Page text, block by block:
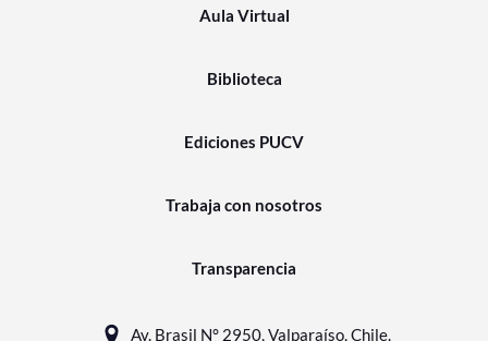
Aula Virtual
Biblioteca
Ediciones PUCV
Trabaja con nosotros
Transparencia
Av. Brasil N° 2950, Valparaíso, Chile.